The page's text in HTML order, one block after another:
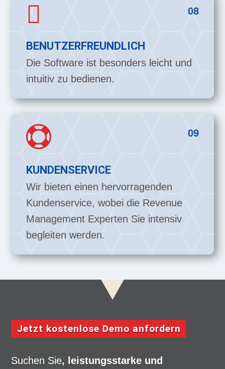
08

BENUTZERFREUNDLICH
Die Software ist besonders leicht und
intuitiv zu bedienen.
09

KUNDENSERVICE
Wir bieten einen hervorragenden
Kundenservice, wobei die Revenue
Management Experten Sie intensiv
begleiten werden.
Jetzt kostenlose Demo anfordern
Suchen Sie, leistungsstarke und